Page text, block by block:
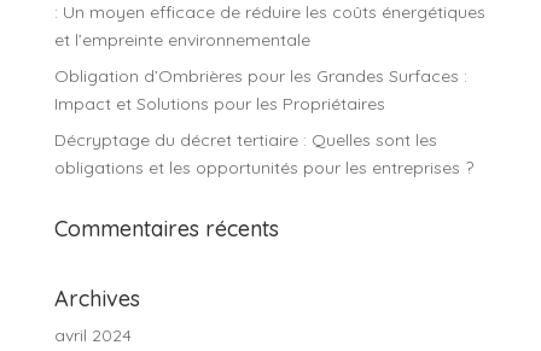
: Un moyen efficace de réduire les coûts énergétiques
et l’empreinte environnementale
Obligation d’Ombrières pour les Grandes Surfaces :
Impact et Solutions pour les Propriétaires
Décryptage du décret tertiaire : Quelles sont les
obligations et les opportunités pour les entreprises ?
Commentaires récents
Archives
avril 2024